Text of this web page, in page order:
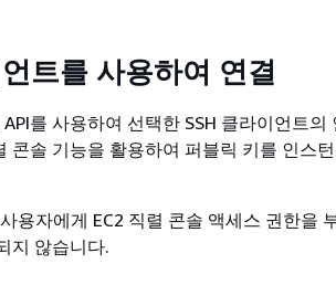
트를 사용하여 연결
를 사용하여 선택한 SSH 클라이언트의
콘솔 기능을 활용하여 퍼블릭 키를 인스
용자에게 EC2 직렬 콘솔 액세스 권한을
지 않습니다.